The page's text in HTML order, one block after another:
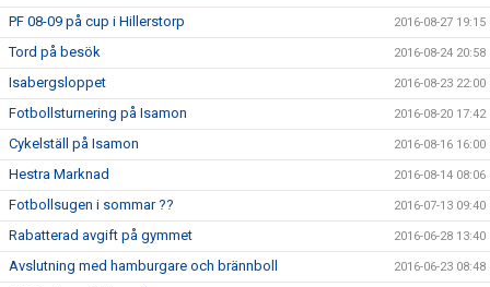
PF 08-09 på cup i Hillerstorp 2016-08-27 19:15
Tord på besök 2016-08-24 20:58
Isabergsloppet 2016-08-23 22:00
Fotbollsturnering på Isamon 2016-08-20 17:42
Cykelställ på Isamon 2016-08-16 16:00
Hestra Marknad 2016-08-14 08:06
Fotbollsugen i sommar ?? 2016-07-13 09:40
Rabatterad avgift på gymmet 2016-06-28 13:40
Avslutning med hamburgare och brännboll 2016-06-23 08:48